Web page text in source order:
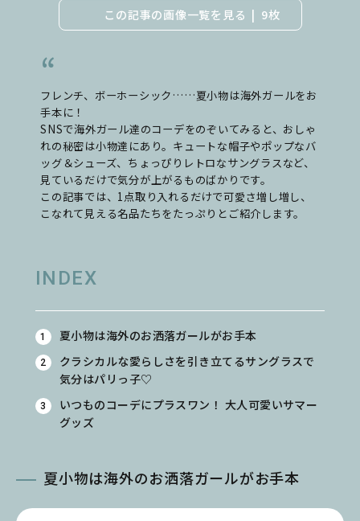
この記事の画像一覧を見る 9枚
フレンチ、ボーホーシック……夏小物は海外ガールをお
手本に！
SNSで海外ガール達のコーデをのぞいてみると、おしゃ
れの秘密は小物達にあり。キュートな帽子やポップなバ
ッグ＆シューズ、ちょっぴりレトロなサングラスなど、
見ているだけで気分が上がるものばかりです。
この記事では、1点取り入れるだけで可愛さ増し増し、
こなれて見える名品たちをたっぷりとご紹介します。
INDEX
夏小物は海外のお洒落ガールがお手本
クラシカルな愛らしさを引き立てるサングラスで
気分はパリっ子♡
いつものコーデにプラスワン！ 大人可愛いサマー
グッズ
夏小物は海外のお洒落ガールがお手本